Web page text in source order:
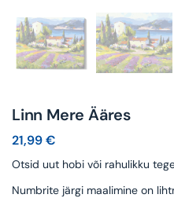
Linn Mere Ääres
21,99€
Otsid uut hobi või rahulikku
Numbrite järgi maalimine on